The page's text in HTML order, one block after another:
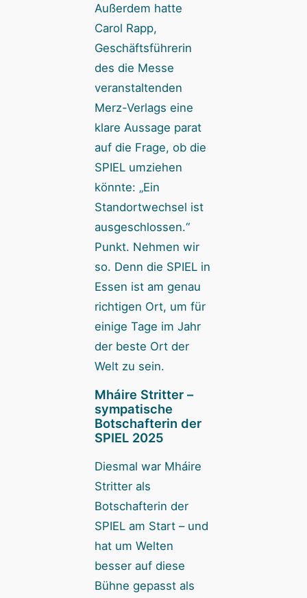
Außerdem hatte
Carol Rapp,
Geschäftsführerin
des die Messe
veranstaltenden
Merz-Verlags eine
klare Aussage parat
auf die Frage, ob die
SPIEL umziehen
könnte: „Ein
Standortwechsel ist
ausgeschlossen.“
Punkt. Nehmen wir
so. Denn die SPIEL in
Essen ist am genau
richtigen Ort, um für
einige Tage im Jahr
der beste Ort der
Welt zu sein.
Mháire Stritter –
sympatische
Botschafterin der
SPIEL 2025
Diesmal war Mháire
Stritter als
Botschafterin der
SPIEL am Start – und
hat um Welten
besser auf diese
Bühne gepasst als